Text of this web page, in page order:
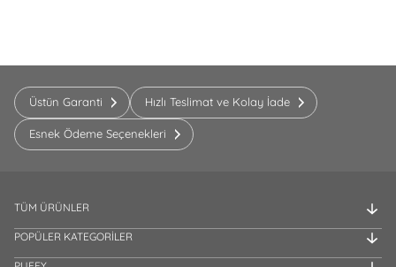
Üstün Garanti Hızlı Teslimat ve Kolay İade
Esnek Ödeme Seçenekleri
TÜM ÜRÜNLER
POPÜLER KATEGORİLER